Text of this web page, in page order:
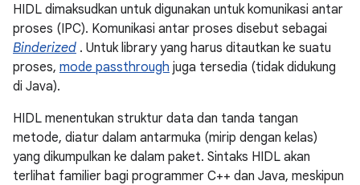
HIDL dimaksudkan untuk digunakan untuk komunikasi antar
proses (IPC). Komunikasi antar proses disebut sebagai
Binderized . Untuk library yang harus ditautkan ke suatu
proses, mode passthrough juga tersedia (tidak didukung
di Java).
HIDL menentukan struktur data dan tanda tangan
metode, diatur dalam antarmuka (mirip dengan kelas)
yang dikumpulkan ke dalam paket. Sintaks HIDL akan
terlihat familier bagi programmer C++ dan Java, meskipun